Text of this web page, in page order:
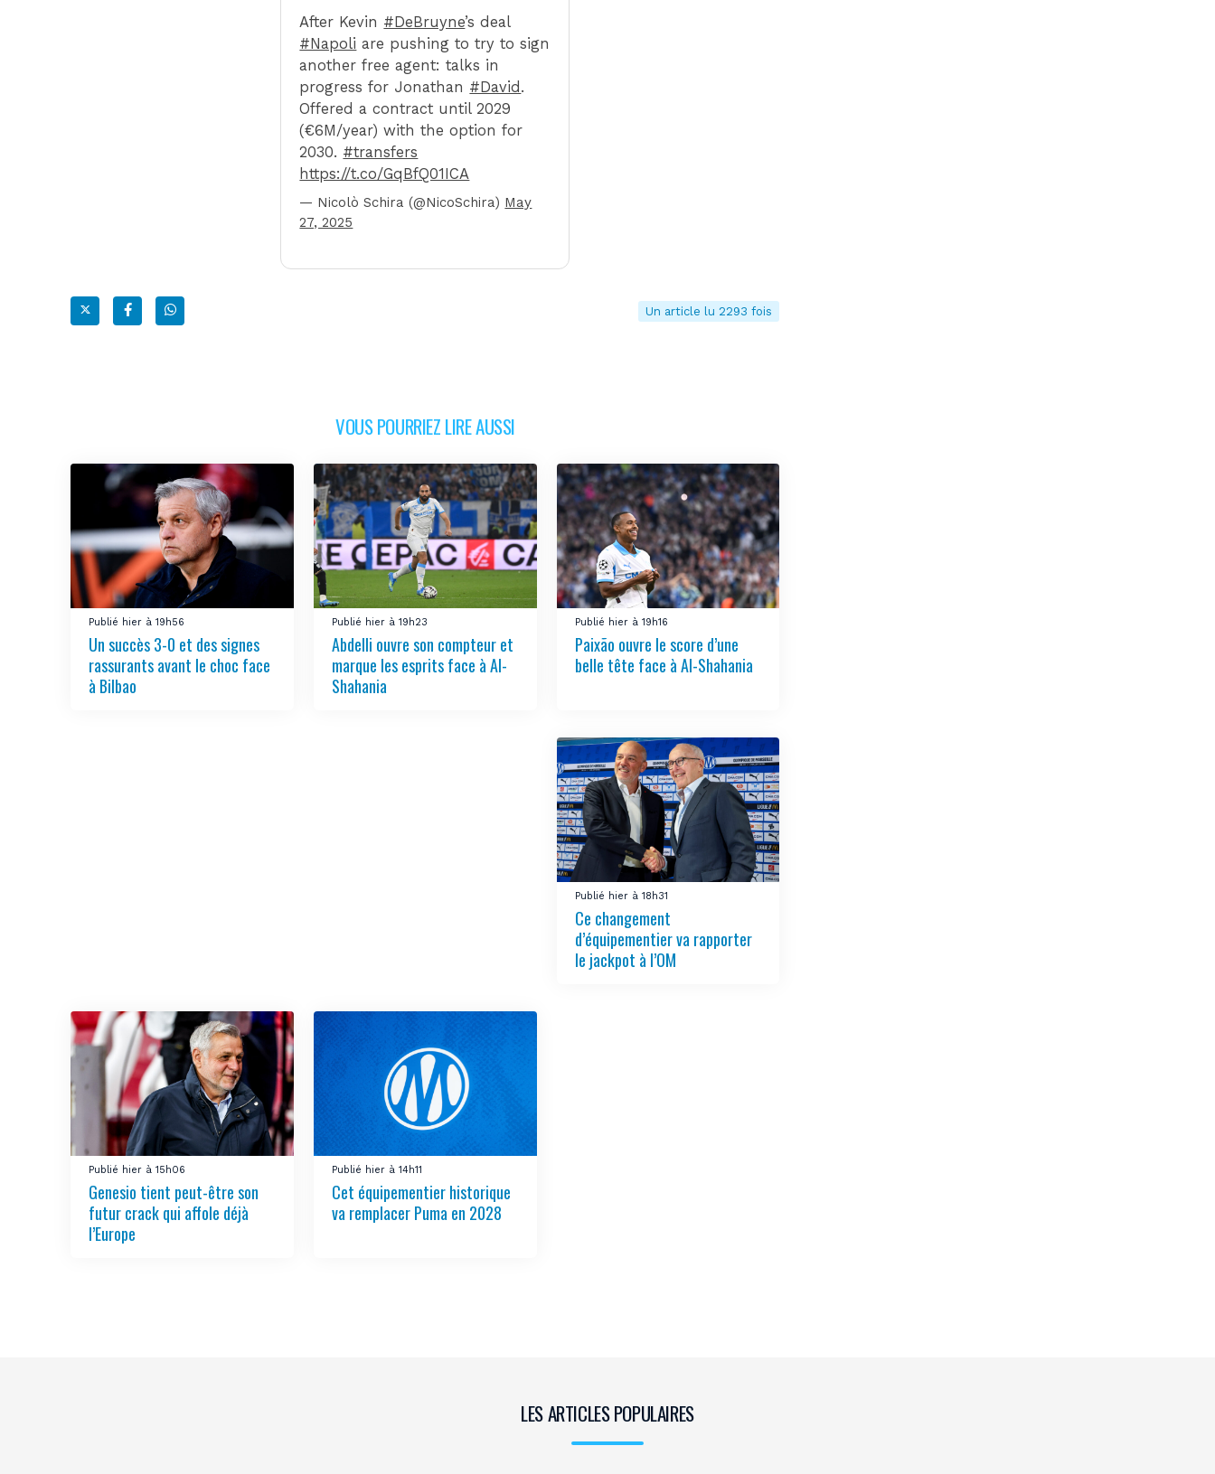
After Kevin #DeBruyne’s deal
#Napoli are pushing to try to sign
another free agent: talks in
progress for Jonathan #David .
Offered a contract until 2029
(€6M/year) with the option for
2030. #transfers
https://t.co/GqBfQ01ICA
— Nicolò Schira (@NicoSchira) May
27, 2025
Un article lu 2293 fois
VOUS POURRIEZ LIRE AUSSI
Publié hier à 19h56
Un succès 3-0 et des signes
rassurants avant le choc face
à Bilbao
Publié hier à 19h23
Abdelli ouvre son compteur et
marque les esprits face à Al-
Shahania
Publié hier à 19h16
Paixão ouvre le score d’une
belle tête face à Al-Shahania
Publié hier à 18h31
Ce changement
d’équipementier va rapporter
le jackpot à l’OM
Publié hier à 15h06
Genesio tient peut-être son
futur crack qui affole déjà
l’Europe
Publié hier à 14h11
Cet équipementier historique
va remplacer Puma en 2028
LES ARTICLES POPULAIRES